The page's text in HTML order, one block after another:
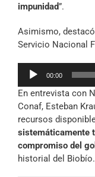
impunidad”.
Asimismo,
Servicio Nacional
Reproductor
audio
00:00
En entrevista con
Conaf, Esteban
recursos
sistemáticamente
compromiso del
historial del Biobío.